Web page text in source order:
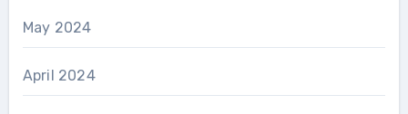
May 2024
April 2024